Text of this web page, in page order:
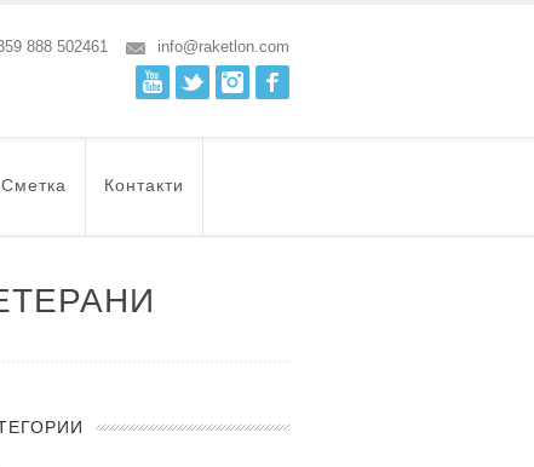
888 502461
info@raketlon.com
Instagram
Twitter
Youtube
Контакти